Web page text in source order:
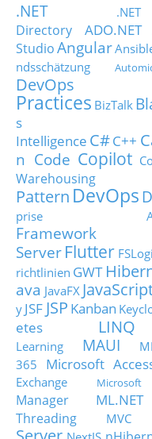
.NET
Directory
ADO.NET
StudioAngular
ndsschätzung
DevOps
Practices BizTalk
s
Intelligence C#C++
n Code Copilot
Warehousing
Pattern DevOps
prise
Framework
Server Flutter
richtlinien GWT
ava JavaFX
y JSF JSP Kanban
etes
LINQ
Learning
MAUI
365
Microsoft
Exchange
Manager
ML.NET
Threading
MVC